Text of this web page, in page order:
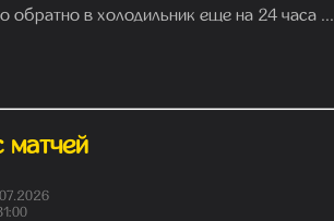
обратно в холодильник еще на 24 часа ...